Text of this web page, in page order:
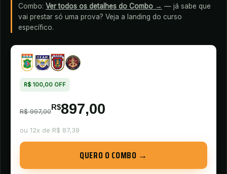
Combo: Ver todos os detalhes do Combo → — já sabe que
vai prestar só uma prova? Veja a landing do curso
específico.
R$ 100,00 OFF
R$ 997,00R$897,00
ou 12x de R$ 87,39
QUERO O COMBO →